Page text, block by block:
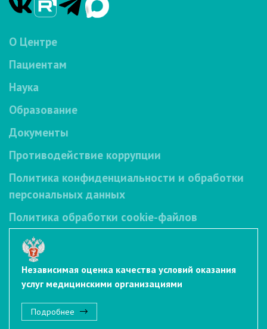
О Центре
Пациентам
Наука
Образование
Документы
Противодействие коррупции
Политика конфиденциальности и обработки
персональных данных
Политика обработки cookie-файлов
Независимая оценка качества условий оказания
услуг медицинскими организациями
Подробнее